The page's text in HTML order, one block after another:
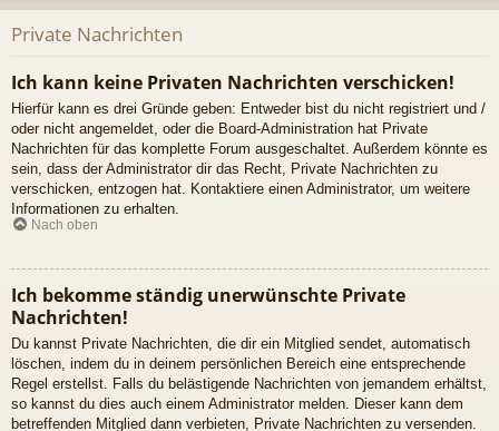
Private Nachrichten
Ich kann keine Privaten Nachrichten verschicken!
Hierfür kann es drei Gründe geben: Entweder bist du nicht registriert und /
oder nicht angemeldet, oder die Board-Administration hat Private
Nachrichten für das komplette Forum ausgeschaltet. Außerdem könnte es
sein, dass der Administrator dir das Recht, Private Nachrichten zu
verschicken, entzogen hat. Kontaktiere einen Administrator, um weitere
Informationen zu erhalten.
Nach oben
Ich bekomme ständig unerwünschte Private
Nachrichten!
Du kannst Private Nachrichten, die dir ein Mitglied sendet, automatisch
löschen, indem du in deinem persönlichen Bereich eine entsprechende
Regel erstellst. Falls du belästigende Nachrichten von jemandem erhältst,
so kannst du dies auch einem Administrator melden. Dieser kann dem
betreffenden Mitglied dann verbieten, Private Nachrichten zu versenden.